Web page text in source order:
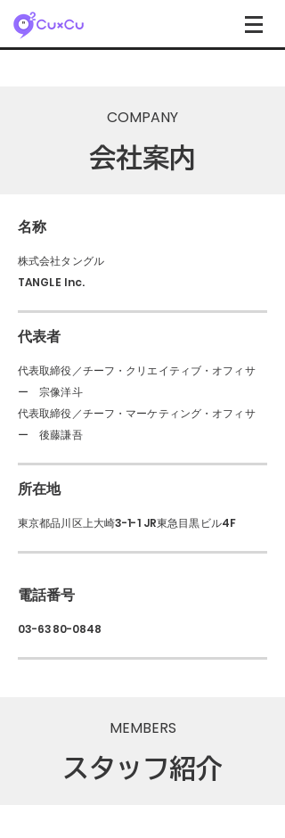
COMPANY
会社案内
​名称
株式会社タングル
TANGLE Inc.
代表者
代表取締役／チーフ・クリエイティブ・オフィサ
ー 宗像洋斗
代表取締役／チーフ・マーケティング・オフィサ
ー 後藤謙吾
所在地
東京都品川区上大崎3-1-1 JR東急目黒ビル4F
電話番号
03-6380-0848
MEMBERS
​スタッフ紹介